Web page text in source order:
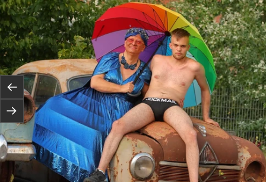
Poprzednie
Następne